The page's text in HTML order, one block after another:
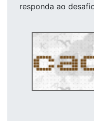
responda ao